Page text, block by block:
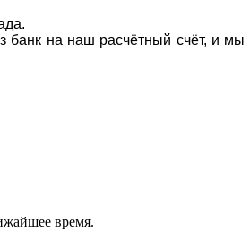
банк на наш расчётный счёт, и
время.